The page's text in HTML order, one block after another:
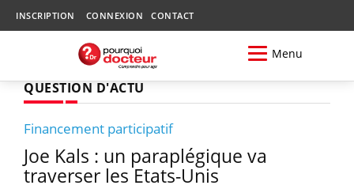
INSCRIPTION CONNEXION CONTACT
Menu
QUESTION D'ACTU
Financement participatif
Joe Kals : un paraplégique va
traverser les Etats-Unis